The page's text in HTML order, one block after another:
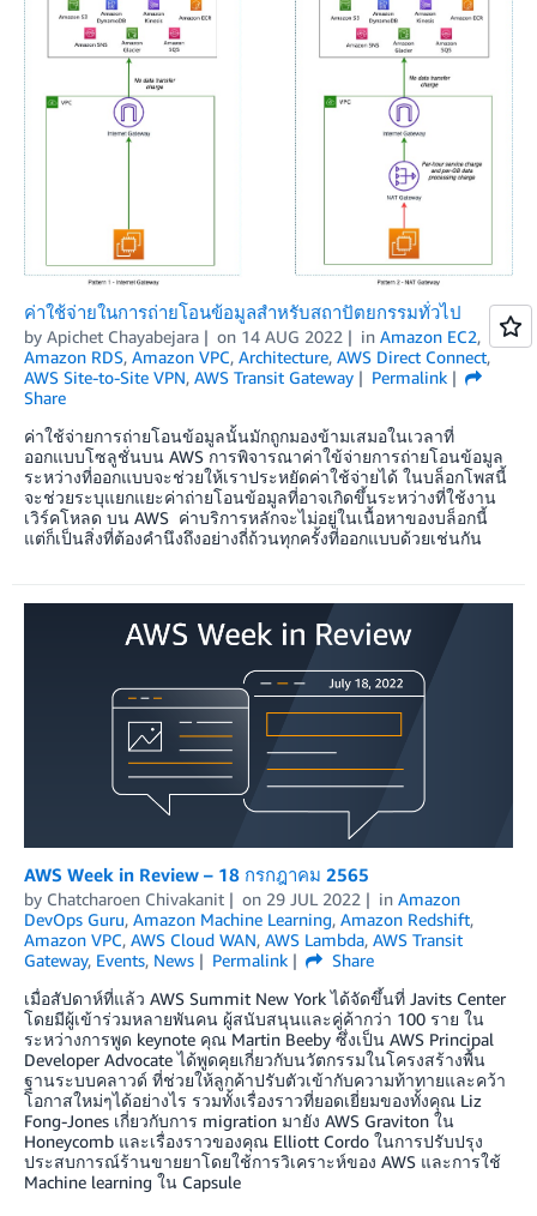
ค่าใช้จ่ายในการถ่ายโอนข้อมูลสำหรับสถาปัตยกรรมทั่วไป
by Apichet Chayabejara on 14 AUG 2022 in Amazon EC2,
Amazon RDS, Amazon VPC, Architecture, AWS Direct Connect,
AWS Site-to-Site VPN, AWS Transit Gateway
Permalink
Share
ค่าใช้จ่ายการถ่ายโอนข้อมูลนั้นมักถูกมองข้ามเสมอในเวลาที่
ออกแบบโซลูชั่นบน AWS การพิจารณาค่าใข้จ่ายการถ่ายโอนข้อมูล
ระหว่างที่ออกแบบจะช่วยให้เราประหยัดค่าใช้จ่ายได้ ในบล็อกโพสนี้
จะช่วยระบุแยกแยะค่าถ่ายโอนข้อมูลที่อาจเกิดขึ้นระหว่างที่ใช้งาน
เวิร์คโหลด บน AWS ค่าบริการหลักจะไม่อยู่ในเนื้อหาของบล็อกนี้
แต่ก็เป็นสิ่งที่ต้องคำนึงถึงอย่างถี่ถ้วนทุกครั้งที่ออกแบบด้วยเช่นกัน
AWS Week in Review – 18 กรกฎาคม 2565
by Chatcharoen Chivakanit on 29 JUL 2022 in Amazon
DevOps Guru, Amazon Machine Learning, Amazon Redshift,
Amazon VPC, AWS Cloud WAN, AWS Lambda, AWS Transit
Gateway, Events, News Permalink
Share
เมื่อสัปดาห์ที่แล้ว AWS Summit New York ได้จัดขึ้นที่ Javits Center
โดยมีผู้เข้าร่วมหลายพันคน ผู้สนับสนุนและคู่ค้ากว่า 100 ราย ใน
ระหว่างการพูด keynote คุณ Martin Beeby ซึ่งเป็น AWS Principal
Developer Advocate ได้พูดคุยเกี่ยวกับนวัตกรรมในโครงสร้างพื้น
ฐานระบบคลาวด์ ที่ช่วยให้ลูกค้าปรับตัวเข้ากับความท้าทายและคว้า
โอกาสใหม่ๆได้อย่างไร รวมทั้งเรื่องราวที่ยอดเยี่ยมของทั้งคุณ Liz
Fong-Jones เกี่ยวกับการ migration มายัง AWS Graviton ใน
Honeycomb และเรื่องราวของคุณ Elliott Cordo ในการปรับปรุง
ประสบการณ์ร้านขายยาโดยใช้การวิเคราะห์ของ AWS และการใช้
Machine learning ใน Capsule